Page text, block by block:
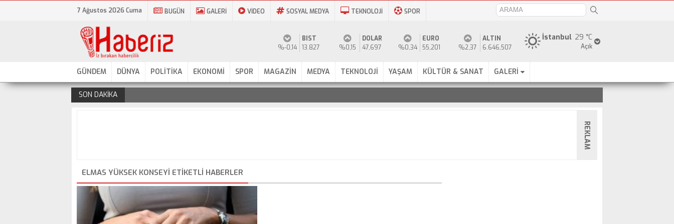
7 Ağustos 2026 Cuma BUGÜN GALERİ VİDEO SOSYAL MEDYA TEKNOLOJİ SPOR
29 °C
İstanbul
Açık
%-0,14
BIST
13.827
%0,15
DOLAR
47,697
%0,34
EURO
55,201
%2,37
ALTIN
6.646,507
GÜNDEM DÜNYA POLİTİKA EKONOMİ SPOR MAGAZİN MEDYA TEKNOLOJİ YAŞAM KÜLTÜR & SANAT GALERİ
SON DAKİKA
REKLAM
ELMAS YÜKSEK KONSEYI ETIKETLI HABERLER